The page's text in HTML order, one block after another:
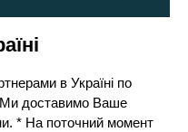
в Україні по
Ми доставимо Ваше
* На поточний момент